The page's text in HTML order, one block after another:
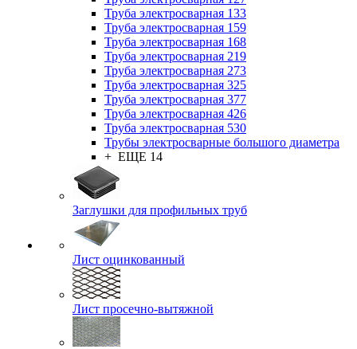
Труба электросварная 133
Труба электросварная 159
Труба электросварная 168
Труба электросварная 219
Труба электросварная 273
Труба электросварная 325
Труба электросварная 377
Труба электросварная 426
Труба электросварная 530
Трубы электросварные большого диаметра
+ ЕЩЕ 14
Заглушки для профильных труб
Лист оцинкованный
Лист просечно-вытяжной